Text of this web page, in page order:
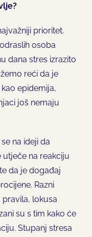
prioritet.
osoba
dana stres izrazito
reći da je
epidemija,
još nemaju
na ideji da
utječe na reakciju
da je događaj
Razni
lokusa
su s tim kako će
Stupanj stresa